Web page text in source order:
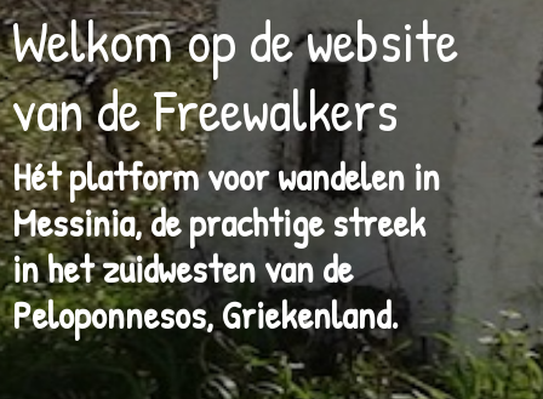
Welkom op de website
van de Freewalkers
Hét platform voor wandelen in
Messinia, de prachtige streek
in het zuidwesten van de
Peloponnesos, Griekenland.